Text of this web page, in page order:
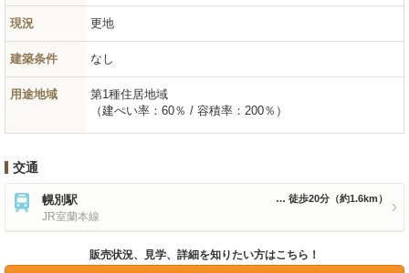
現況 更地
建築条件 なし
用途地域
第1種住居地域
（建ぺい率：60％ / 容積率：200％）
交通
幌別駅
JR室蘭本線
徒歩20分 （約1.6km）
販売状況、見学、詳細を知りたい方はこちら！